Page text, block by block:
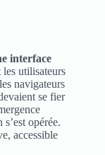
interface
utilisateurs
navigateurs
se fier
opérée.
accessible